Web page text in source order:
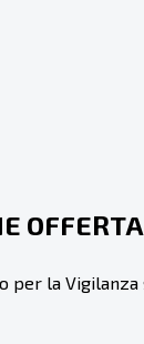
OFFERTA
per la Vigilanza